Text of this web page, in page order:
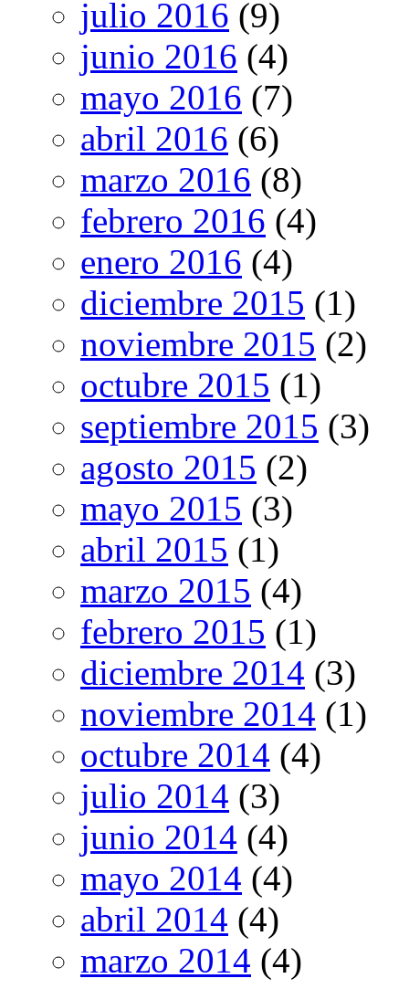
julio 2016 (9)
junio 2016 (4)
mayo 2016 (7)
abril 2016 (6)
marzo 2016 (8)
febrero 2016 (4)
enero 2016 (4)
diciembre 2015 (1)
noviembre 2015 (2)
octubre 2015 (1)
septiembre 2015 (3)
agosto 2015 (2)
mayo 2015 (3)
abril 2015 (1)
marzo 2015 (4)
febrero 2015 (1)
diciembre 2014 (3)
noviembre 2014 (1)
octubre 2014 (4)
julio 2014 (3)
junio 2014 (4)
mayo 2014 (4)
abril 2014 (4)
marzo 2014 (4)